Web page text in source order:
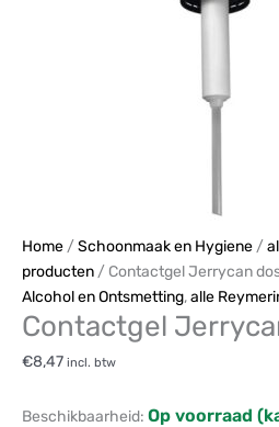
Home /Schoonmaak en Hygiene /
producten / Contactgel Jerrycan
Alcohol en Ontsmetting,alle
Contactgel
€8,47 incl. btw
Beschikbaarheid: Op voorraad